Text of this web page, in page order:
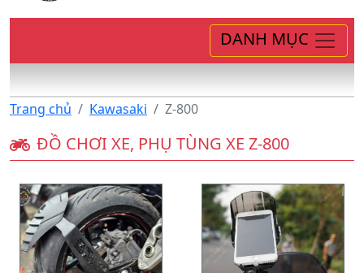
DANH MỤC
Trang chủ Kawasaki Z-800
ĐỒ CHƠI XE, PHỤ TÙNG XE Z-800